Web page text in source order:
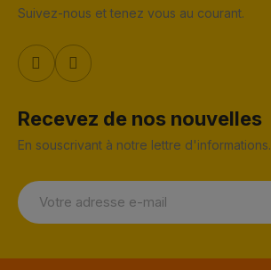
Suivez-nous et tenez vous au courant.
Recevez de nos nouvelles
En souscrivant à notre lettre d'informations.